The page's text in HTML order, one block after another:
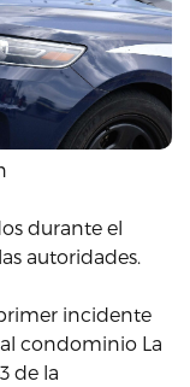
durante el
autoridades.
incidente
condominio La
de la